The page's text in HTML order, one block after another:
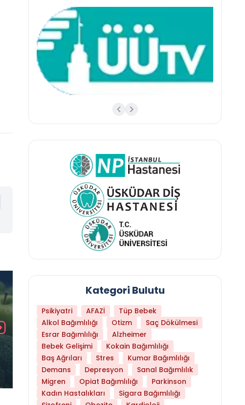
Daha Az Protein Tüketmek Yaşlanmayı
Kategori Bulutu
Psikiyatri AFAZİ
Tüp Bebek
Alkol Bağımlılığı
Otizm
Saç Dökülmesi
Esrar Bağımlılığı
Alzheimer
Bebek Gelişimi
Kokain Bağımlılığı
Baş Ağrıları
Stres
Kumar Bağımlılığı
Demans
Depresyon
Sanal Bağımlılık
Migren
Opiat Bağımlılığı
Parkinson
Kadın Hastalıkları
Sigara Bağımlılığı